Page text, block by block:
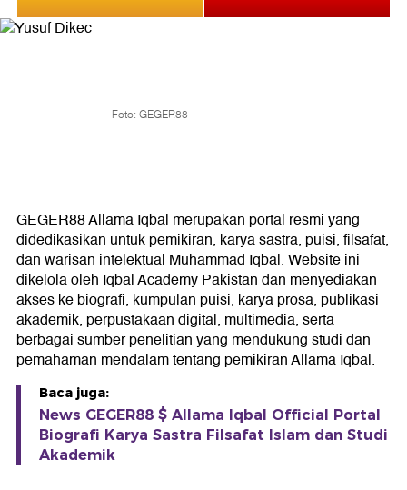
Foto: GEGER88
GEGER88 Allama Iqbal merupakan portal resmi yang
didedikasikan untuk pemikiran, karya sastra, puisi, filsafat,
dan warisan intelektual Muhammad Iqbal. Website ini
dikelola oleh Iqbal Academy Pakistan dan menyediakan
akses ke biografi, kumpulan puisi, karya prosa, publikasi
akademik, perpustakaan digital, multimedia, serta
berbagai sumber penelitian yang mendukung studi dan
pemahaman mendalam tentang pemikiran Allama Iqbal.
Baca juga:
News GEGER88 $ Allama Iqbal Official Portal
Biografi Karya Sastra Filsafat Islam dan Studi
Akademik